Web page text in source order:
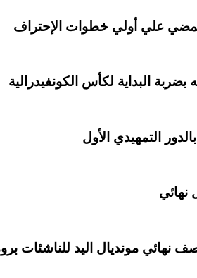
البداية لكأس الكونفيدرالية
التمهيدي الأول
نهائي
مونديال اليد للناشئات